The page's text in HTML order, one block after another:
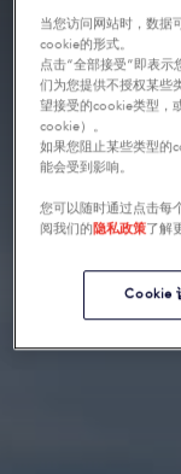
当您访问网站时，数据
cookie的形式。
点击“全部接受”即表示
们为您提供不授权某些
望接受的cookie类型，
cookie）。
如果您阻止某些类型的
能会受到影响。
您可以随时通过点击每
阅我们的 隐私政策了解
Cookie